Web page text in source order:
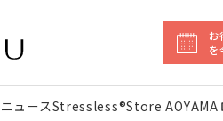
お
を
ニュースStressless®︎Store AOYAMA